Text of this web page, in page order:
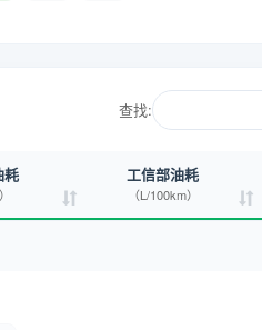
查找:
耗 工信部油耗
（L/100km）